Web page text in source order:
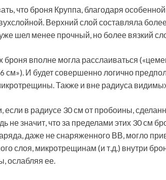
что броня Круппа, благодаря
Верхний слой составляла
шел менее прочный, но более вязкий
броня вполне могла расслаиваться
см»). И будет совершенно логично
Также и вне радиуса
в радиусе 30 см от пробоины,
не значит, что за пределами этих 30 см
даже не снаряженного ВВ, могло
слоя, микротрещинам (и т.д.) внутри
ослабляя ее.